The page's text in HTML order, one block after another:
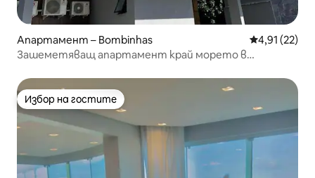
Апартамент – Bombinhas Средна
4,91 (22)
Зашеметяващ апартамент край морето в
Избор на гостите
Избор на гостите